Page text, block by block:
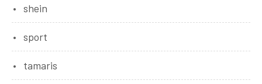
shein
sport
tamaris